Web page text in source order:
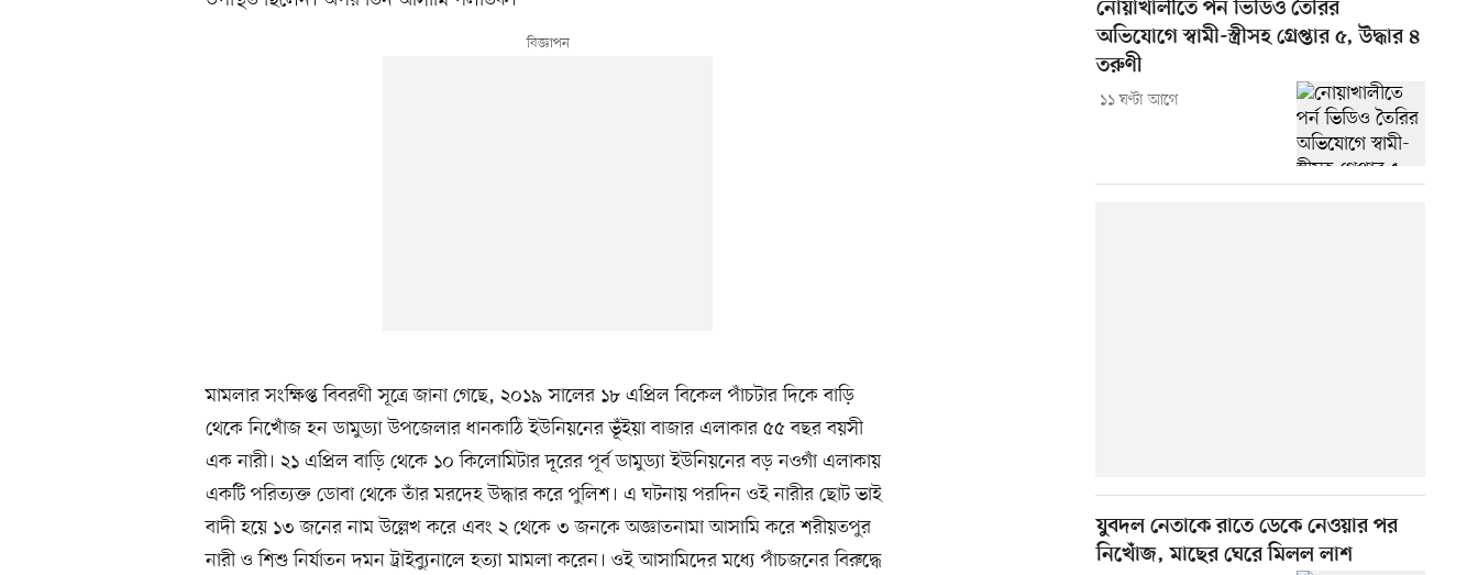
মামলার সংক্ষিপ্ত বিবরণী সূত্রে জানা গেছে, ২০১৯ সালের ১৮ এপ্রিল বিকেল পাঁচটার দিকে বাড়ি
থেকে নিখোঁজ হন ডামুড্যা উপজেলার ধানকাঠি ইউনিয়নের ভূঁইয়া বাজার এলাকার ৫৫ বছর বয়সী
এক নারী। ২১ এপ্রিল বাড়ি থেকে ১০ কিলোমিটার দূরের পূর্ব ডামুড্যা ইউনিয়নের বড় নওগাঁ এলাকায়
একটি পরিত্যক্ত ডোবা থেকে তাঁর মরদেহ উদ্ধার করে পুলিশ। এ ঘটনায় পরদিন ওই নারীর ছোট ভাই
বাদী হয়ে ১৩ জনের নাম উল্লেখ করে এবং ২ থেকে ৩ জনকে অজ্ঞাতনামা আসামি করে শরীয়তপুর
নারী ও শিশু নির্যাতন দমন ট্রাইব্যুনালে হত্যা মামলা করেন। ওই আসামিদের মধ্যে পাঁচজনের বিরুদ্ধে
নোয়াখালীতে পর্ন ভিডিও তৈরির
অভিযোগে স্বামী-স্ত্রীসহ গ্রেপ্তার ৫, উদ্ধার ৪
তরুণী
১১ ঘণ্টা আগে
যুবদল নেতাকে রাতে ডেকে নেওয়ার পর
নিখোঁজ, মাছের ঘেরে মিলল লাশ